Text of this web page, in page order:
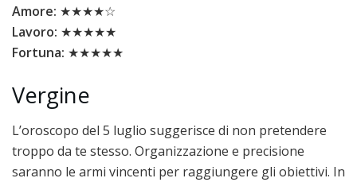
Amore: ★★★★☆
Lavoro: ★★★★★
Fortuna: ★★★★★
Vergine
L’oroscopo del 5 luglio suggerisce di non pretendere
troppo da te stesso. Organizzazione e precisione
saranno le armi vincenti per raggiungere gli obiettivi. In